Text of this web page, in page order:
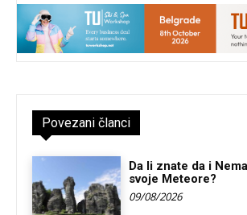
Povezani članci
Da li znate da i
svoje Meteore?
09/08/2026